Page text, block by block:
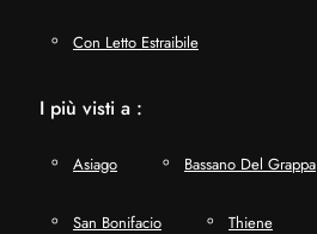
Con Letto Estraibile
I più visti a :
Asiago Bassano Del Grappa
San Bonifacio Thiene